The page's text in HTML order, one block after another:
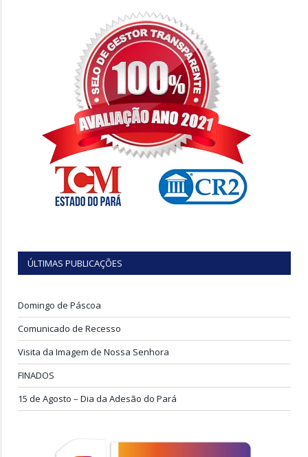
ÚLTIMAS PUBLICAÇÕES
Domingo de Páscoa
Comunicado de Recesso
Visita da Imagem de Nossa Senhora
FINADOS
15 de Agosto – Dia da Adesão do Pará